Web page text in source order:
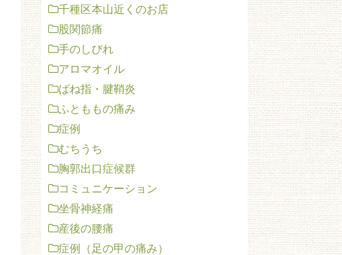
千種区本山近くのお店
股関節痛
手のしびれ
アロマオイル
ばね指・腱鞘炎
ふとももの痛み
症例
むちうち
胸郭出口症候群
コミュニケーション
坐骨神経痛
産後の腰痛
症例（足の甲の痛み）